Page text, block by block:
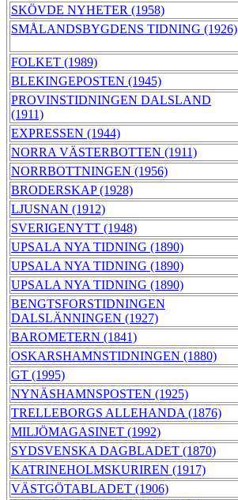
SKÖVDE NYHETER (1958)
SMÅLANDSBYGDENS TIDNING (1926)
FOLKET (1989)
BLEKINGEPOSTEN (1945)
PROVINSTIDNINGEN DALSLAND
(1911)
EXPRESSEN (1944)
NORRA VÄSTERBOTTEN (1911)
NORRBOTTNINGEN (1956)
BRODERSKAP (1928)
LJUSNAN (1912)
SVERIGENYTT (1948)
UPSALA NYA TIDNING (1890)
UPSALA NYA TIDNING (1890)
UPSALA NYA TIDNING (1890)
BENGTSFORSTIDNINGEN
DALSLÄNNINGEN (1927)
BAROMETERN (1841)
OSKARSHAMNSTIDNINGEN (1880)
GT (1995)
NYNÄSHAMNSPOSTEN (1925)
TRELLEBORGS ALLEHANDA (1876)
MILJÖMAGASINET (1992)
SYDSVENSKA DAGBLADET (1870)
KATRINEHOLMSKURIREN (1917)
VÄSTGÖTABLADET (1906)